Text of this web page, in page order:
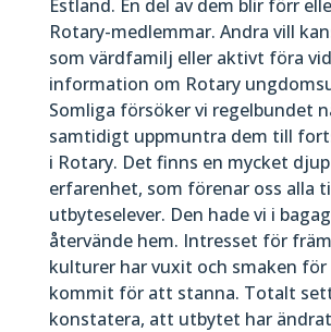
Estland. En del av dem blir förr
Rotary-medlemmar. Andra vill
som värdfamilj eller aktivt föra
information om Rotary
Somliga försöker vi regelbundet
samtidigt uppmuntra dem till
i Rotary. Det finns en mycket
erfarenhet, som förenar oss alla
utbyteselever. Den hade vi i
återvände hem. Intresset för
kulturer har vuxit och smaken
kommit för att stanna. Totalt
konstatera, att utbytet har